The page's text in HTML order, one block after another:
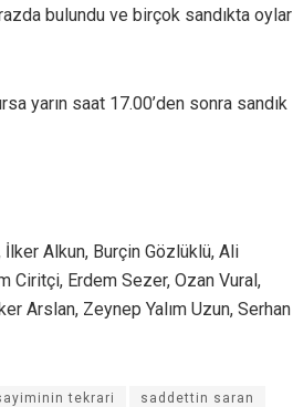
bulundu ve birçok sandıkta oylar
yarın saat 17.00’den sonra sandık
Alkun, Burçin Gözlüklü, Ali
Ciritçi, Erdem Sezer, Ozan Vural,
Arslan, Zeynep Yalım Uzun, Serhan
tekrari saddettin saran